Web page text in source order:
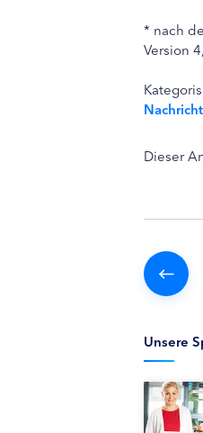
* nach
Version
Dieser
Unsere